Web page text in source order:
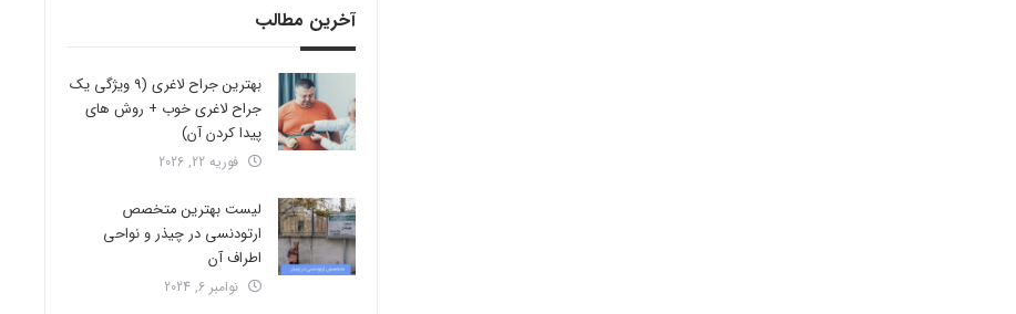
آخرین مطالب
بهترین جراح لاغری (9 ویژگی یک
جراح لاغری خوب + روش های
پیدا کردن آن)
فوریه 22, 2026
لیست بهترین متخصص
ارتودنسی در چیذر و نواحی
اطراف آن
نوامبر 6, 2024